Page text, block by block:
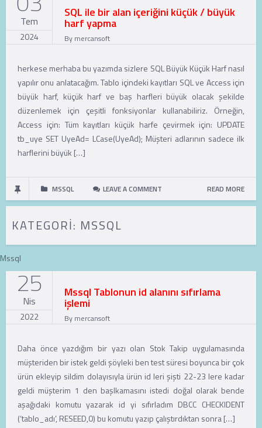
Tem
2024
SQL ile bir alan içeriğini küçük / büyük
harf yapma
By mercansoft
herkese merhaba bu yazımda sizlere SQL Büyük Küçük Harf nasıl
yapılır onu anlatacağım. Tablo içindeki kayıtları SQL ve Access için
büyük harf, küçük harf ve baş harfleri büyük olacak şekilde
düzenlemek için çeşitli fonksiyonlar kullanabiliriz. Örneğin,
Access için: Tüm kayıtları küçük harfe çevirmek için: UPDATE
tb_uye SET UyeAd= LCase(UyeAd); Müşteri adlarının sadece ilk
harflerini büyük […]
MSSQL LEAVE A COMMENT READ MORE
KATEGORI: MSSQL
Mssql
25
Nis
2022
Mssql Tablonun id alanını sıfırlama
işlemi
By mercansoft
Daha önce yazdığım bir yazı olan Stok Takip uygulamasında
müşteriden bir istek geldi şöyleki ben test süresi boyunca bir çok
ürün ekleyip sildim dolayısıyla ürün id leri şişti 22-23 lere kadar
geldi müşterim 1 den başlkamasını istedi doğal olarak bende
aşağıdaki komutu yazarak id yi sıfırladım DBCC CHECKIDENT
(‘tablo_adı’, RESEED,0) bu komutu yazıp çalıştırdıktan sonra […]